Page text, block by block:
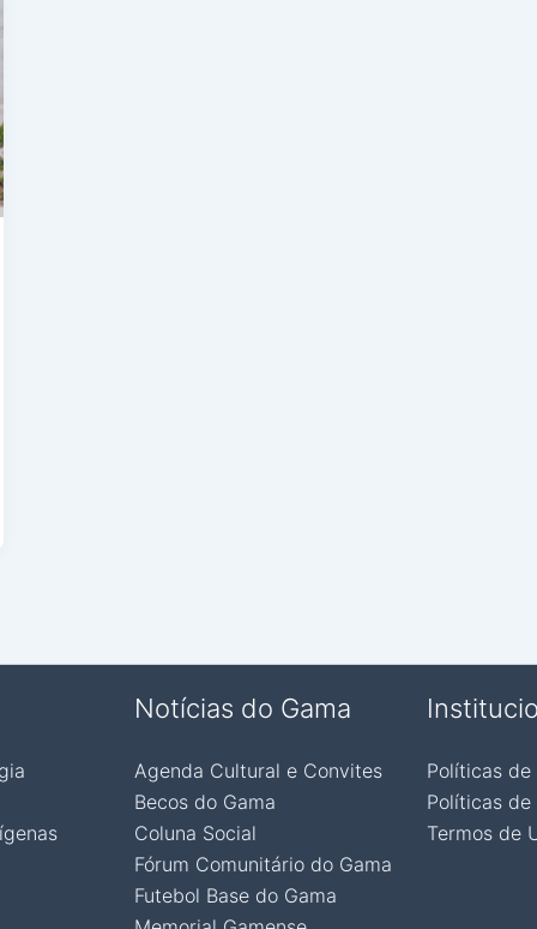
Notícias do Gama
Agenda Cultural e Convites
Becos do Gama
Coluna Social
Fórum Comunitário do Gama
Futebol Base do Gama
Políticas de
Políticas
Termos de